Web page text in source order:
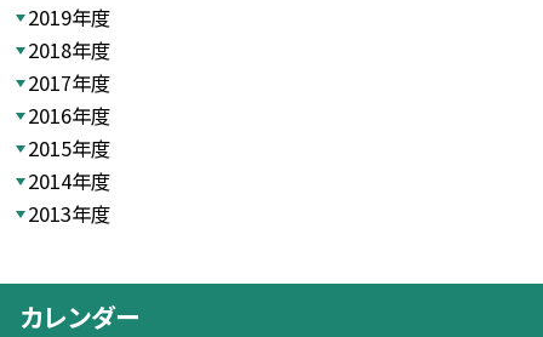
2019年度
2018年度
2017年度
2016年度
2015年度
2014年度
2013年度
カレンダー